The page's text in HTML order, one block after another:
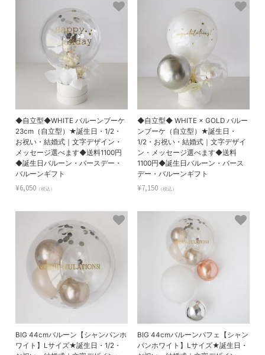
◆自立型◆WHITE バルーンブーケ
23cm（自立型）★誕生日・1/2・
お祝い・結婚式｜文字デザイン・
メッセージ選べます◆送料1100円
◆誕生日バルーン・バースデー・
バルーンギフト
¥6,050 （税込）
◆自立型◆ WHITE × GOLD バルー
ンブーケ（自立型）★誕生日・
1/2・お祝い・結婚式｜文字デザイ
ン・メッセージ選べます◆送料
1100円◆誕生日バルーン・バース
デー・バルーンギフト
¥7,150 （税込）
BIG 44cmバルーン【シャンパンホ
ワイト】Lサイズ★誕生日・1/2・
BIG 44cmバルーンパフェ【シャン
パンホワイト】Lサイズ★誕生日・